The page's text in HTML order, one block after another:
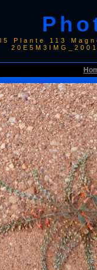
Plante 113